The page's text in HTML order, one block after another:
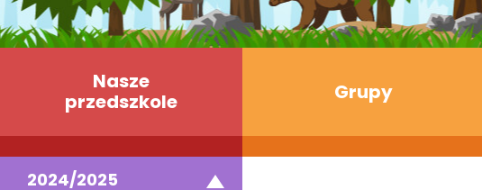
Nasze
przedszkole
Grupy
2024/2025